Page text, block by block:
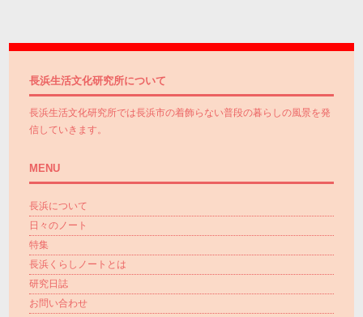
長浜生活文化研究所について
長浜生活文化研究所では長浜市の着飾らない普段の暮らしの風景を発
信していきます。
MENU
長浜について
日々のノート
特集
長浜くらしノートとは
研究日誌
お問い合わせ